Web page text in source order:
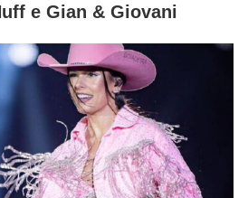
e Gian & Giovani